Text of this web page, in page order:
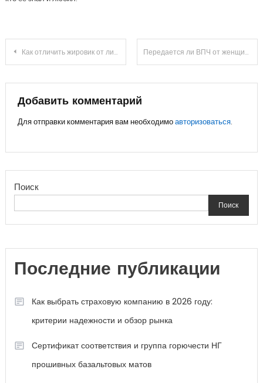
Навигация
по
записям
Как отличить жировик от лимфоузла или фибромы мягких тканей или гемангиомы Передается ли ВПЧ от женщины к мужчине половым путем и как избежать заражения
Добавить комментарий
Для отправки комментария вам необходимоавторизоваться.
Поиск
Поиск
Последние публикации
Как выбрать страховую компанию в 2026 году:
критерии надежности и обзор рынка
Сертификат соответствия и группа горючести НГ
прошивных базальтовых матов